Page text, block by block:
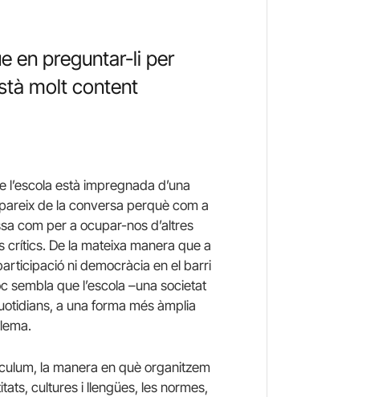
en preguntar-li per
molt content
està impregnada d’una
de la conversa perquè com a
com per a ocupar-nos d’altres
De la mateixa manera que a
ni democràcia en el barri
que l’escola –una societat
a una forma més àmplia
la manera en què organitzem
cultures i llengües, les normes,